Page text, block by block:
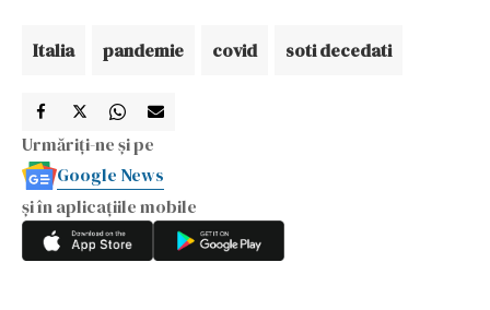
Italia pandemie covid soti decedati
Urmăriți-ne și pe
Google News
și în aplicațiile mobile